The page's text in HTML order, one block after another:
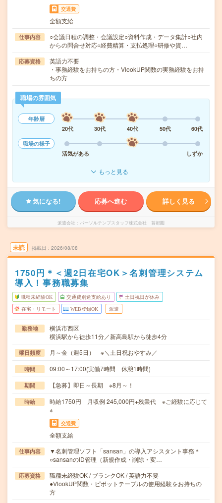
交通費
全額支給
仕事内容
○会議日程の調整・会議設定○資料作成・データ集計○社内
からの問合せ対応○経費精算・支払処理○研修や資…
応募資格
英語力不要
・事務経験をお持ちの方・VlookUP関数の実務経験をお持
ちの方
職場の雰囲気
年齢層
20代
30代 40代 50代
60代
職場の様子
活気がある
しずか
もっと見る
気になる! 応募へ進む 詳しく見る
派遣会社 パーソルテンプスタッフ株式会社 首都圏
未読 掲載日 2026/08/08
1750円＊＜週2日在宅OK＞名刺管理システム
導入！事務職募集
職種未経験OK 交通費別途支給あり 土日祝日が休み
在宅・リモート WEB登録OK 派遣
勤務地
横浜市西区
横浜駅から徒歩11分／新高島駅から徒歩4分
曜日頻度 月～金（週5日） ※＼土日祝おやすみ／
時間 09:00～17:00(実働7時間 休憩1時間)
期間 【急募】即日～長期 ※8月～！
時給
時給1750円 月収例 245,000円+残業代 ※ご経験に応じて
※
交通費
全額支給
仕事内容
▼名刺管理ソフト「sansan」の導入アシスタント事務＊
○sansanのID管理（新規作成・削除・変…
応募資格
職種未経験OK / ブランクOK / 英語力不要
●VlookUP関数・ピボットテーブルの使用経験をお持ちの
方